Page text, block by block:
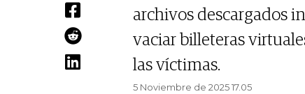
archivos descargados
vaciar billeteras
las víctimas.
5 Noviembre de 2025 17.05